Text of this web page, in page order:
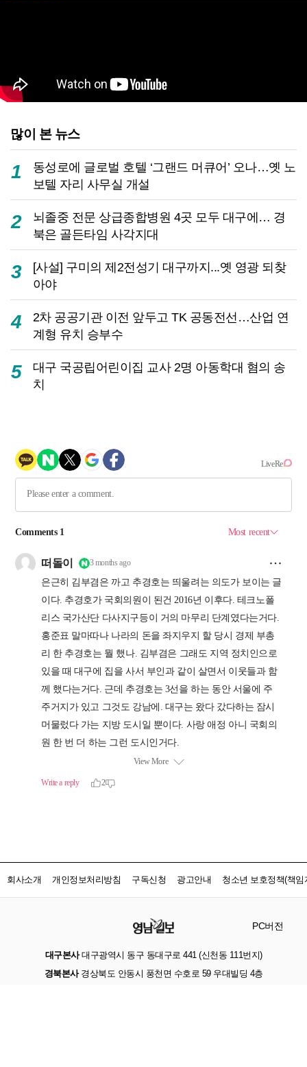
많이 본 뉴스
1
동성로에 글로벌 호텔 ‘그랜드 머큐어’ 오나…옛 노
보텔 자리 사무실 개설
2
뇌졸중 전문 상급종합병원 4곳 모두 대구에… 경
북은 골든타임 사각지대
3
[사설] 구미의 제2전성기 대구까지...옛 영광 되찾
아야
4
2차 공공기관 이전 앞두고 TK 공동전선…산업 연
계형 유치 승부수
5
대구 국공립어린이집 교사 2명 아동학대 혐의 송
치
회사소개 개인정보처리방침 구독신청 광고안내 청소년 보호정책(책임
PC버전
대구본사대구광역시 동구 동대구로 441 (신천동 111번지)
경북본사경상북도 안동시 풍천면 수호로 59 우대빌딩 4층